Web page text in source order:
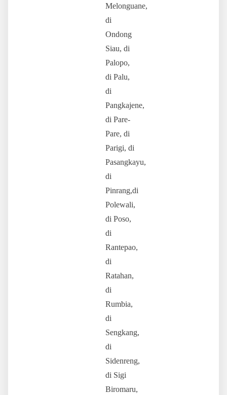
Melonguane,
di
Ondong
Siau, di
Palopo,
di Palu,
di
Pangkajene,
di Pare-
Pare, di
Parigi, di
Pasangkayu,
di
Pinrang,di
Polewali,
di Poso,
di
Rantepao,
di
Ratahan,
di
Rumbia,
di
Sengkang,
di
Sidenreng,
di Sigi
Biromaru,